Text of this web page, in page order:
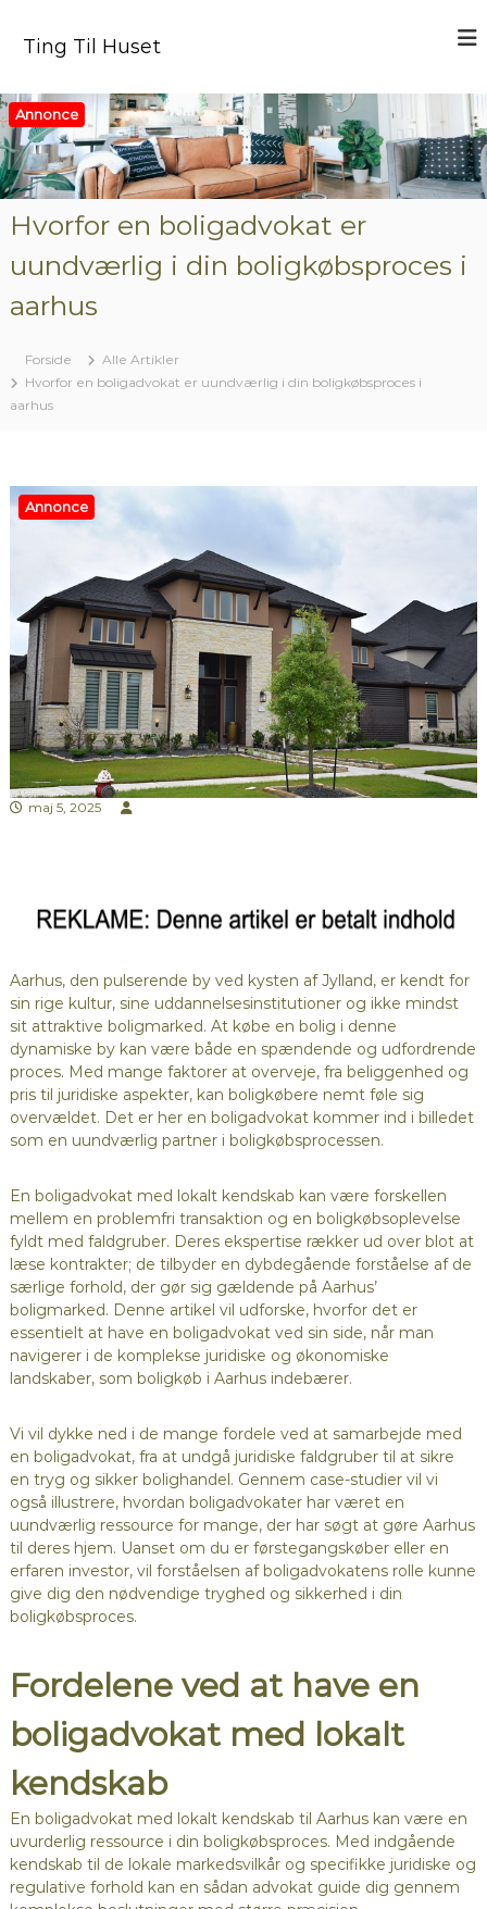
r
e
t
i
l
Ting Til Huset
Annonce
Hvorfor en boligadvokat er
uundværlig i din boligkøbsproces i
aarhus
Forside
Alle Artikler
Hvorfor en boligadvokat er uundværlig i din boligkøbsproces i
aarhus
Annonce
maj 5, 2025
Aarhus, den pulserende by ved kysten af Jylland, er kendt for
sin rige kultur, sine uddannelsesinstitutioner og ikke mindst
sit attraktive boligmarked. At købe en bolig i denne
dynamiske by kan være både en spændende og udfordrende
proces. Med mange faktorer at overveje, fra beliggenhed og
pris til juridiske aspekter, kan boligkøbere nemt føle sig
overvældet. Det er her en boligadvokat kommer ind i billedet
som en uundværlig partner i boligkøbsprocessen.
En boligadvokat med lokalt kendskab kan være forskellen
mellem en problemfri transaktion og en boligkøbsoplevelse
fyldt med faldgruber. Deres ekspertise rækker ud over blot at
læse kontrakter; de tilbyder en dybdegående forståelse af de
særlige forhold, der gør sig gældende på Aarhus’
boligmarked. Denne artikel vil udforske, hvorfor det er
essentielt at have en boligadvokat ved sin side, når man
navigerer i de komplekse juridiske og økonomiske
landskaber, som boligkøb i Aarhus indebærer.
Vi vil dykke ned i de mange fordele ved at samarbejde med
en boligadvokat, fra at undgå juridiske faldgruber til at sikre
en tryg og sikker bolighandel. Gennem case-studier vil vi
også illustrere, hvordan boligadvokater har været en
uundværlig ressource for mange, der har søgt at gøre Aarhus
til deres hjem. Uanset om du er førstegangskøber eller en
erfaren investor, vil forståelsen af boligadvokatens rolle kunne
give dig den nødvendige tryghed og sikkerhed i din
boligkøbsproces.
Fordelene ved at have en
boligadvokat med lokalt
kendskab
En boligadvokat med lokalt kendskab til Aarhus kan være en
uvurderlig ressource i din boligkøbsproces. Med indgående
kendskab til de lokale markedsvilkår og specifikke juridiske og
regulative forhold kan en sådan advokat guide dig gennem